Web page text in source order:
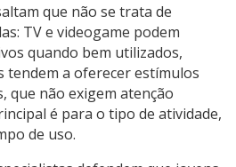
que não se trata de
TV e videogame podem
quando bem utilizados,
tendem a oferecer estímulos
que não exigem atenção
é para o tipo de atividade,
de uso.